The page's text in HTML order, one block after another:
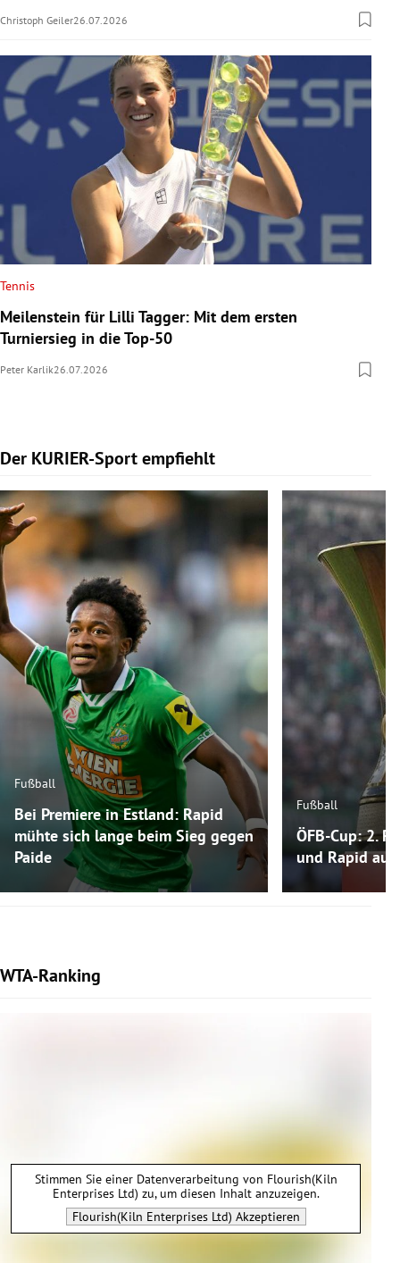
Christoph Geiler26.07.2026
Tennis
Meilenstein für Lilli Tagger: Mit dem ersten
Turniersieg in die Top-50
Peter Karlik26.07.2026
Der KURIER-Sport empfiehlt
Slide 1 von 5
Fußball
Bei Premiere in Estland: Rapid
mühte sich lange beim Sieg gegen
Paide
Fußball
ÖFB-Cup: 2.
und Rapid auf
WTA-Ranking
Stimmen Sie einer Datenverarbeitung von Flourish(Kiln
Enterprises Ltd) zu, um diesen Inhalt anzuzeigen.
Flourish(Kiln Enterprises Ltd) Akzeptieren